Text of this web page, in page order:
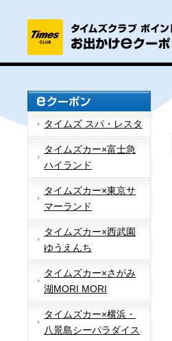
タイムズ スパ・レスタ
タイムズカー×富士急
ハイランド
タイムズカー×東京サ
マーランド
タイムズカー×西武園
ゆうえんち
タイムズカー×さがみ
湖MORI MORI
タイムズカー×横浜・
八景島シーパラダイス